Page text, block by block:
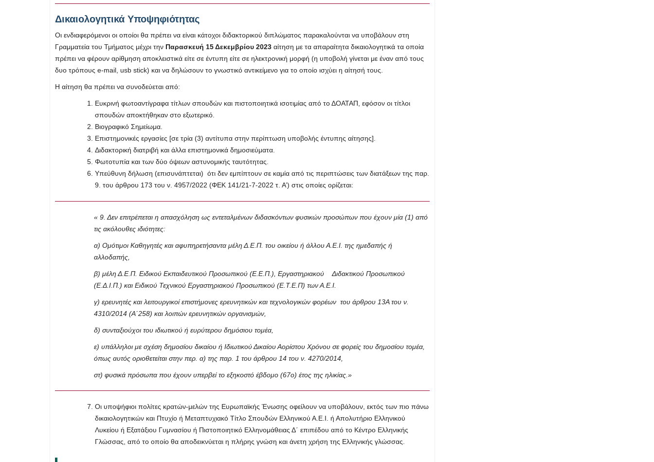
Δικαιολογητικά Υποψηφιότητας
Οι ενδιαφερόμενοι οι οποίοι θα πρέπει να είναι κάτοχοι διδακτορικού διπλώματος παρακαλούνται να υποβάλουν στη
Γραμματεία του Τμήματος μέχρι την Παρασκευή 15Δεκεμβρίου 2023 αίτηση με τα απαραίτητα δικαιολογητικά τα οποία
πρέπει να φέρουν αρίθμηση αποκλειστικά είτε σε έντυπη είτε σε ηλεκτρονική μορφή (η υποβολή γίνεται με έναν από τους
δυο τρόπους e-mail, usb stick) και να δηλώσουν το γνωστικό αντικείμενο για το οποίο ισχύει η αίτησή τους.
Η αίτηση θα πρέπει να συνοδεύεται από:
Ευκρινή φωτοαντίγραφα τίτλων σπουδών και πιστοποιητικά ισοτιμίας από το ΔΟΑΤΑΠ, εφόσον οι τίτλοι
σπουδών αποκτήθηκαν στο εξωτερικό.
Βιογραφικό Σημείωμα.
Επιστημονικές εργασίες [σε τρία (3) αντίτυπα στην περίπτωση υποβολής έντυπης αίτησης].
Διδακτορική διατριβή και άλλα επιστημονικά δημοσιεύματα.
Φωτοτυπία και των δύο όψεων αστυνομικής ταυτότητας.
Υπεύθυνη δήλωση (επισυνάπτεται) ότι δεν εμπίπτουν σε καμία από τις περιπτώσεις των διατάξεων της παρ.
9. του άρθρου 173 του ν. 4957/2022 (ΦΕΚ 141/21-7-2022 τ. Α’) στις οποίες ορίζεται:
« 9. Δεν επιτρέπεται η απασχόληση ως εντεταλμένων διδασκόντων φυσικών προσώπων που έχουν μία (1) από
τις ακόλουθες ιδιότητες:
α) Ομότιμοι Καθηγητές και αφυπηρετήσαντα μέλη Δ.Ε.Π. του οικείου ή άλλου Α.Ε.Ι. της ημεδαπής ή
αλλοδαπής,
β) μέλη Δ.Ε.Π. Ειδικού Εκπαιδευτικού Προσωπικού (Ε.Ε.Π.), Εργαστηριακού Διδακτικού Προσωπικού
(Ε.Δ.Ι.Π.) και Ειδικού Τεχνικού Εργαστηριακού Προσωπικού (Ε.Τ.Ε.Π) των Α.Ε.Ι.
γ) ερευνητές και λειτουργικοί επιστήμονες ερευνητικών και τεχνολογικών φορέων του άρθρου 13Α του ν.
4310/2014 (Α΄258) και λοιπών ερευνητικών οργανισμών,
δ) συνταξιούχοι του ιδιωτικού ή ευρύτερου δημόσιου τομέα,
ε) υπάλληλοι με σχέση δημοσίου δικαίου ή Ιδιωτικού Δικαίου Αορίστου Χρόνου σε φορείς του δημοσίου τομέα,
όπως αυτός οριοθετείται στην περ. α) της παρ. 1 του άρθρου 14 του ν. 4270/2014,
στ) φυσικά πρόσωπα που έχουν υπερβεί το εξηκοστό έβδομο (67ο) έτος της ηλικίας.»
Οι υποψήφιοι πολίτες κρατών-μελών της Ευρωπαϊκής Ένωσης οφείλουν να υποβάλουν, εκτός των πιο πάνω
δικαιολογητικών και Πτυχίο ή Μεταπτυχιακό Τίτλο Σπουδών Ελληνικού Α.Ε.Ι. ή Απολυτήριο Ελληνικού
Λυκείου ή Εξατάξιου Γυμνασίου ή Πιστοποιητικό Ελληνομάθειας Δ΄ επιπέδου από το Κέντρο Ελληνικής
Γλώσσας, από το οποίο θα αποδεικνύεται η πλήρης γνώση και άνετη χρήση της Ελληνικής γλώσσας.